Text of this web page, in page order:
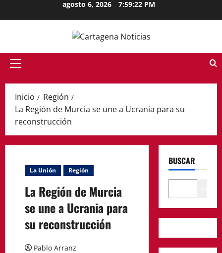
agosto 6, 2026 7:59:23 PM
Menú
Inicio
Región
La Región de Murcia se une a Ucrania para su
reconstrucción
La Unión Región
La Región de Murcia
se une a Ucrania para
su reconstrucción
Pablo Arranz
BUSCAR